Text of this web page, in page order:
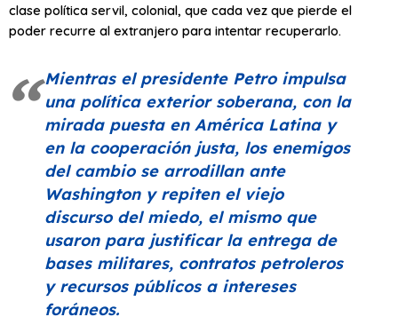
clase política servil, colonial, que cada vez que pierde el
poder recurre al extranjero para intentar recuperarlo.
Mientras el presidente Petro impulsa
una política exterior soberana, con la
mirada puesta en América Latina y
en la cooperación justa, los enemigos
del cambio se arrodillan ante
Washington y repiten el viejo
discurso del miedo, el mismo que
usaron para justificar la entrega de
bases militares, contratos petroleros
y recursos públicos a intereses
foráneos.